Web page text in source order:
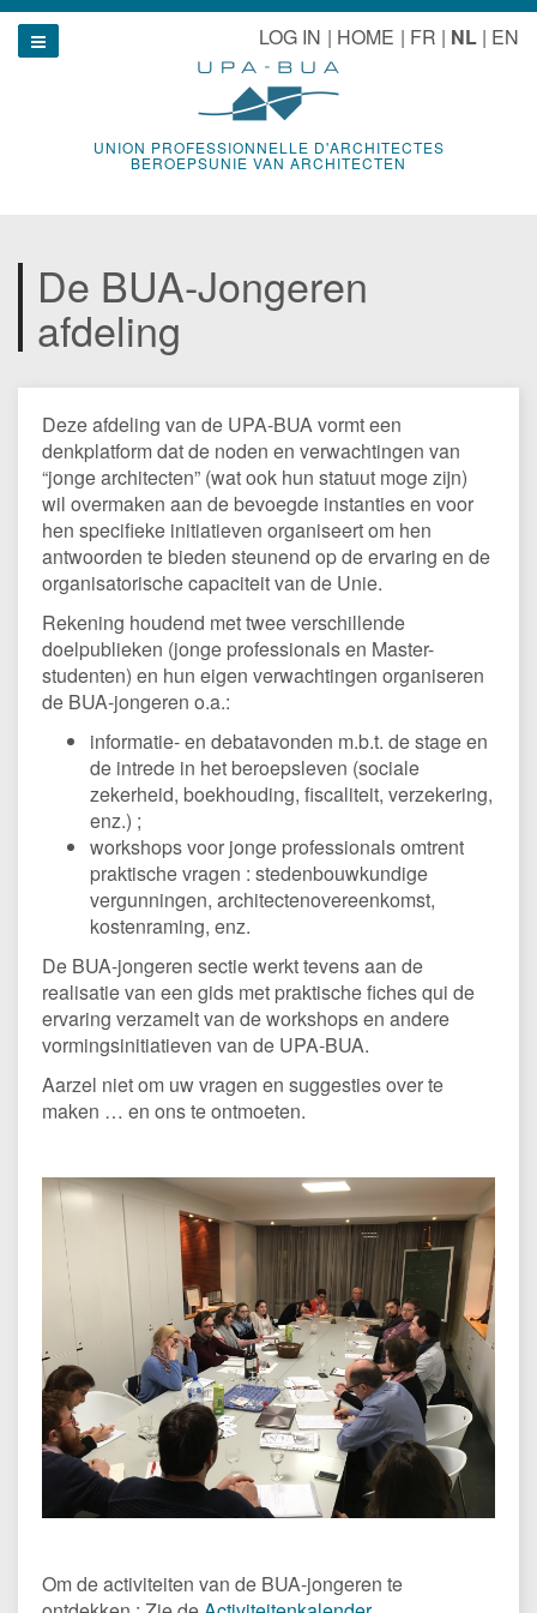
Naar
inhoud
LOG IN HOME FR NL EN
UNION PROFESSIONNELLE D'ARCHITECTES
BEROEPSUNIE VAN ARCHITECTEN
Show navigation
De BUA-Jongeren
afdeling
Deze afdeling van de UPA-BUA vormt een
denkplatform dat de noden en verwachtingen van
“jonge architecten” (wat ook hun statuut moge zijn)
wil overmaken aan de bevoegde instanties en voor
hen specifieke initiatieven organiseert om hen
antwoorden te bieden steunend op de ervaring en de
organisatorische capaciteit van de Unie.
Rekening houdend met twee verschillende
doelpublieken (jonge professionals en Master-
studenten) en hun eigen verwachtingen organiseren
de BUA-jongeren o.a.:
informatie- en debatavonden m.b.t. de stage en
de intrede in het beroepsleven (sociale
zekerheid, boekhouding, fiscaliteit, verzekering,
enz.) ;
workshops voor jonge professionals omtrent
praktische vragen : stedenbouwkundige
vergunningen, architectenovereenkomst,
kostenraming, enz.
De BUA-jongeren sectie werkt tevens aan de
realisatie van een gids met praktische fiches qui de
ervaring verzamelt van de workshops en andere
vormingsinitiatieven van de UPA-BUA.
Aarzel niet om uw vragen en suggesties over te
maken … en ons te ontmoeten.
Om de activiteiten van de BUA-jongeren te